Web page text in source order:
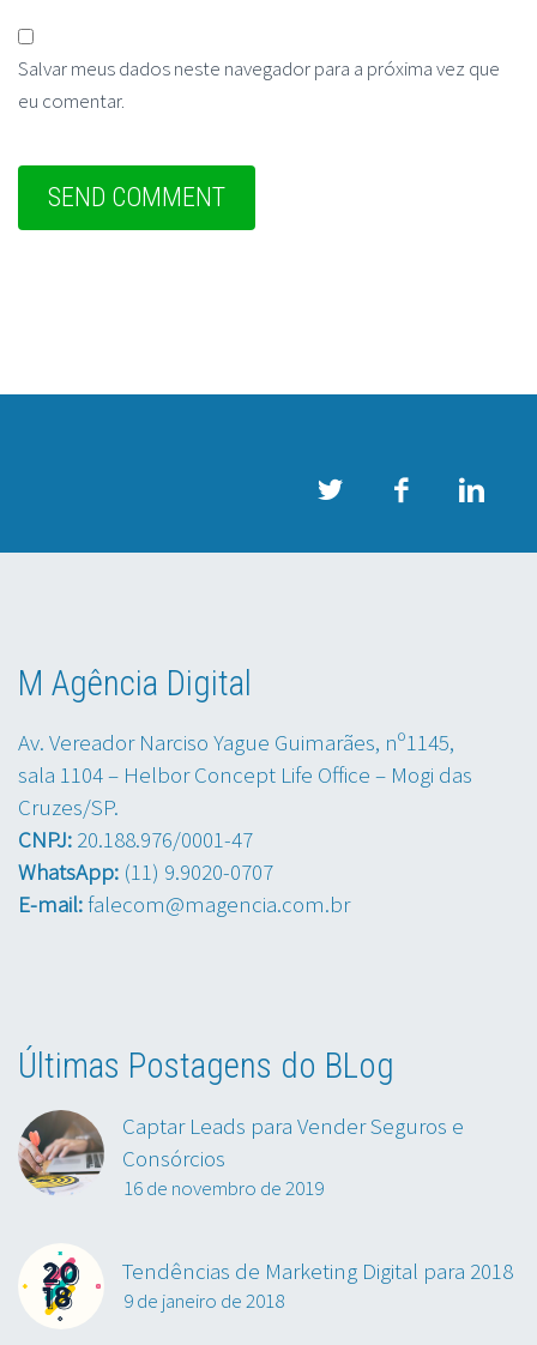
Salvar meus dados neste navegador para a próxima vez que
eu comentar.
M Agência Digital
Av. Vereador Narciso Yague Guimarães, nº1145,
sala 1104 – Helbor Concept Life Office – Mogi das
Cruzes/SP.
CNPJ: 20.188.976/0001-47
WhatsApp: (11) 9.9020-0707
E-mail:falecom@magencia.com.br
Últimas Postagens do BLog
Captar Leads para Vender Seguros e
Consórcios
16 de novembro de 2019
Tendências de Marketing Digital para 2018
9 de janeiro de 2018